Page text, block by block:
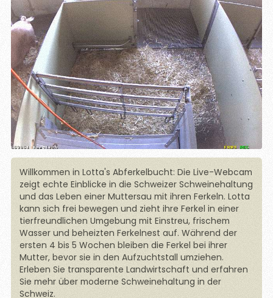
Willkommen in Lotta's Abferkelbucht: Die Live-Webcam
zeigt echte Einblicke in die Schweizer Schweinehaltung
und das Leben einer Muttersau mit ihren Ferkeln. Lotta
kann sich frei bewegen und zieht ihre Ferkel in einer
tierfreundlichen Umgebung mit Einstreu, frischem
Wasser und beheizten Ferkelnest auf. Während der
ersten 4 bis 5 Wochen bleiben die Ferkel bei ihrer
Mutter, bevor sie in den Aufzuchtstall umziehen.
Erleben Sie transparente Landwirtschaft und erfahren
Sie mehr über moderne Schweinehaltung in der
Schweiz.